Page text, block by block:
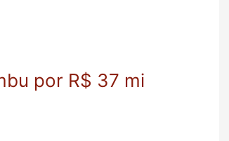
por R$ 37 mi